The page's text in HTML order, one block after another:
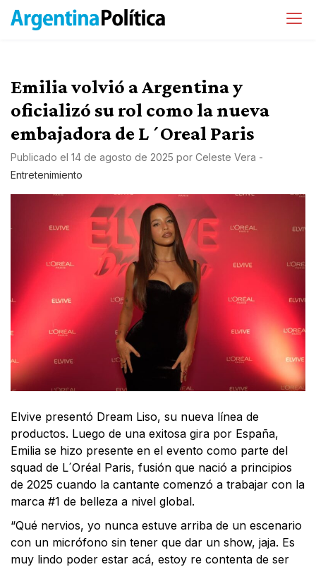
Emilia volvió a Argentina y
oficializó su rol como la nueva
embajadora de L´Oreal Paris
Publicado el 14 de agosto de 2025 por Celeste Vera -
Entretenimiento
Elvive presentó Dream Liso, su nueva línea de
productos. Luego de una exitosa gira por España,
Emilia se hizo presente en el evento como parte del
squad de L´Oréal Paris, fusión que nació a principios
de 2025 cuando la cantante comenzó a trabajar con la
marca #1 de belleza a nivel global.
“Qué nervios, yo nunca estuve arriba de un escenario
con un micrófono sin tener que dar un show, jaja. Es
muy lindo poder estar acá, estoy re contenta de ser